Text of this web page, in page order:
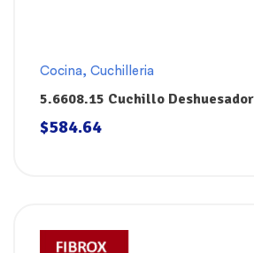
Cocina, Cuchilleria
5.6608.15 Cuchillo
Amarillo Fibrox, Victorinox
$584.64